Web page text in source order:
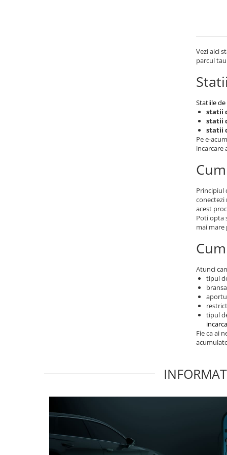
Vezi aici
parcul
Statiile
statii
statii
statii
Pe e-
incarcare
Principiul
conectezi
acest
Poti opta
mai mare
Atunci
tipul
tipul
Fie ca ai